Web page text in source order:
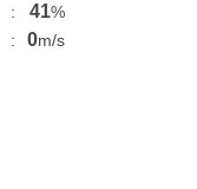
: 41%
: 0m/s